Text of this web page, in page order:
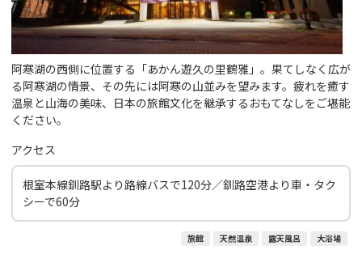
阿寒湖の西側に位置する「あかん遊久の里鶴雅」。果てしなく広が
る阿寒湖の情景、その先には阿寒の山並みを望みます。疲れを癒す
温泉と山海の美味、日本の旅館文化を継承するおもてなしをご堪能
ください。
アクセス
根室本線釧路駅より路線バスで120分／釧路空港より車・タク
シーで60分
旅館 天然温泉 露天風呂 大浴場